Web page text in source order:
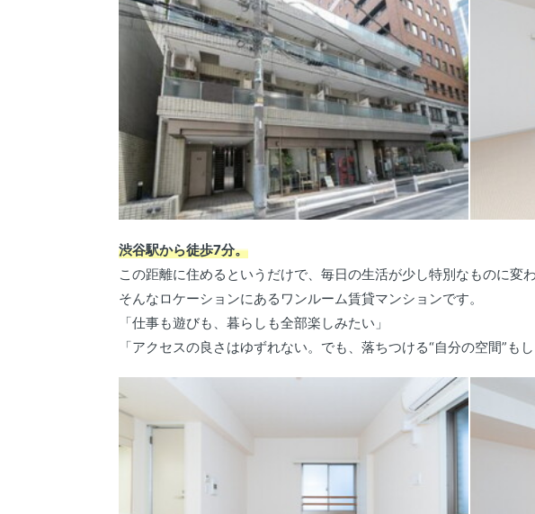
渋谷駅から徒歩7分。
この距離に住めるというだけで、毎日の生活が少し特別なものに変わ
そんなロケーションにあるワンルーム賃貸マンションです。
「仕事も遊びも、暮らしも全部楽しみたい」
「アクセスの良さはゆずれない。でも、落ちつける“自分の空間”もし